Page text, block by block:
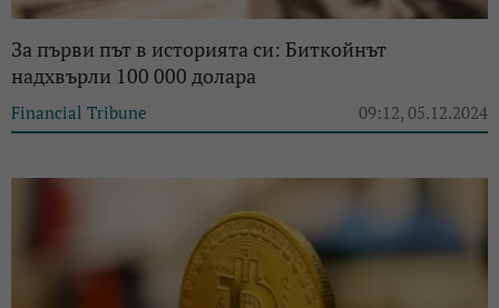
За първи път в историята си: Биткойнът
надхвърли 100 000 долара
Financial Tribune 09:12, 05.12.2024